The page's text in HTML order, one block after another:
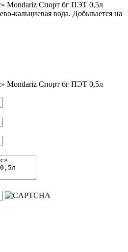
Mondariz Спорт бг ПЭТ 0,5л
кальциевая вода. Добывается на
Mondariz Спорт бг ПЭТ 0,5л